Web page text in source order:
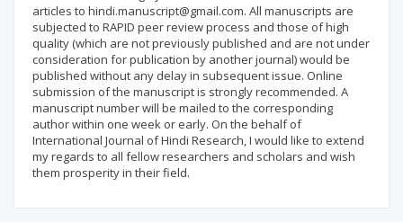
articles to hindi.manuscript@gmail.com. All manuscripts are
subjected to RAPID peer review process and those of high
quality (which are not previously published and are not under
consideration for publication by another journal) would be
published without any delay in subsequent issue. Online
submission of the manuscript is strongly recommended. A
manuscript number will be mailed to the corresponding
author within one week or early. On the behalf of
International Journal of Hindi Research, I would like to extend
my regards to all fellow researchers and scholars and wish
them prosperity in their field.